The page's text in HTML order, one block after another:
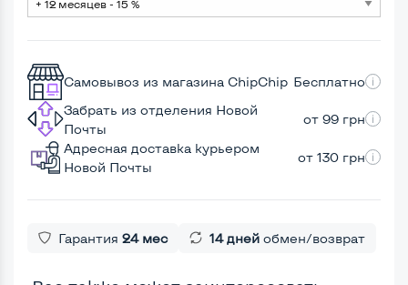
Самовывоз из магазина ChipChip Бесплатно
Забрать из отделения Новой
Почты
от 99 грн
Адресная доставка курьером
Новой Почты
от 130 грн
Гарантия 24 мес 14 дней обмен/возврат